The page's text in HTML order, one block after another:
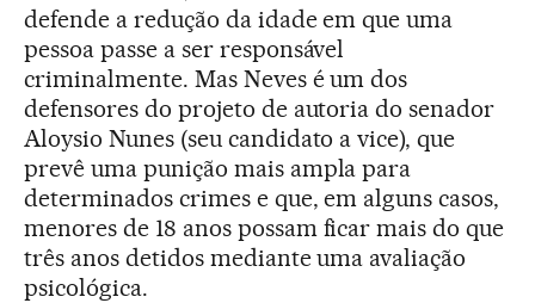
defende a redução da idade em que uma
pessoa passe a ser responsável
criminalmente. Mas Neves é um dos
defensores do projeto de autoria do senador
Aloysio Nunes (seu candidato a vice), que
prevê uma punição mais ampla para
determinados crimes e que, em alguns casos,
menores de 18 anos possam ficar mais do que
três anos detidos mediante uma avaliação
psicológica.